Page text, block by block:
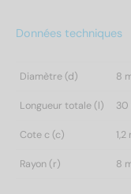
Données techniques
Diamètre (d) 8
Longueur totale (l) 30
Cote c (c)
Rayon (r) 8